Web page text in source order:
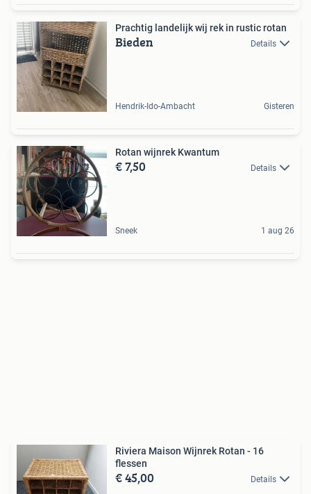
Prachtig landelijk wij rek in rustic rotan
Bieden Details
Hendrik-Ido-Ambacht Gisteren
Rotan wijnrek Kwantum
€ 7,50 Details
Sneek 1 aug 26
Riviera Maison Wijnrek Rotan - 16
flessen
€ 45,00 Details